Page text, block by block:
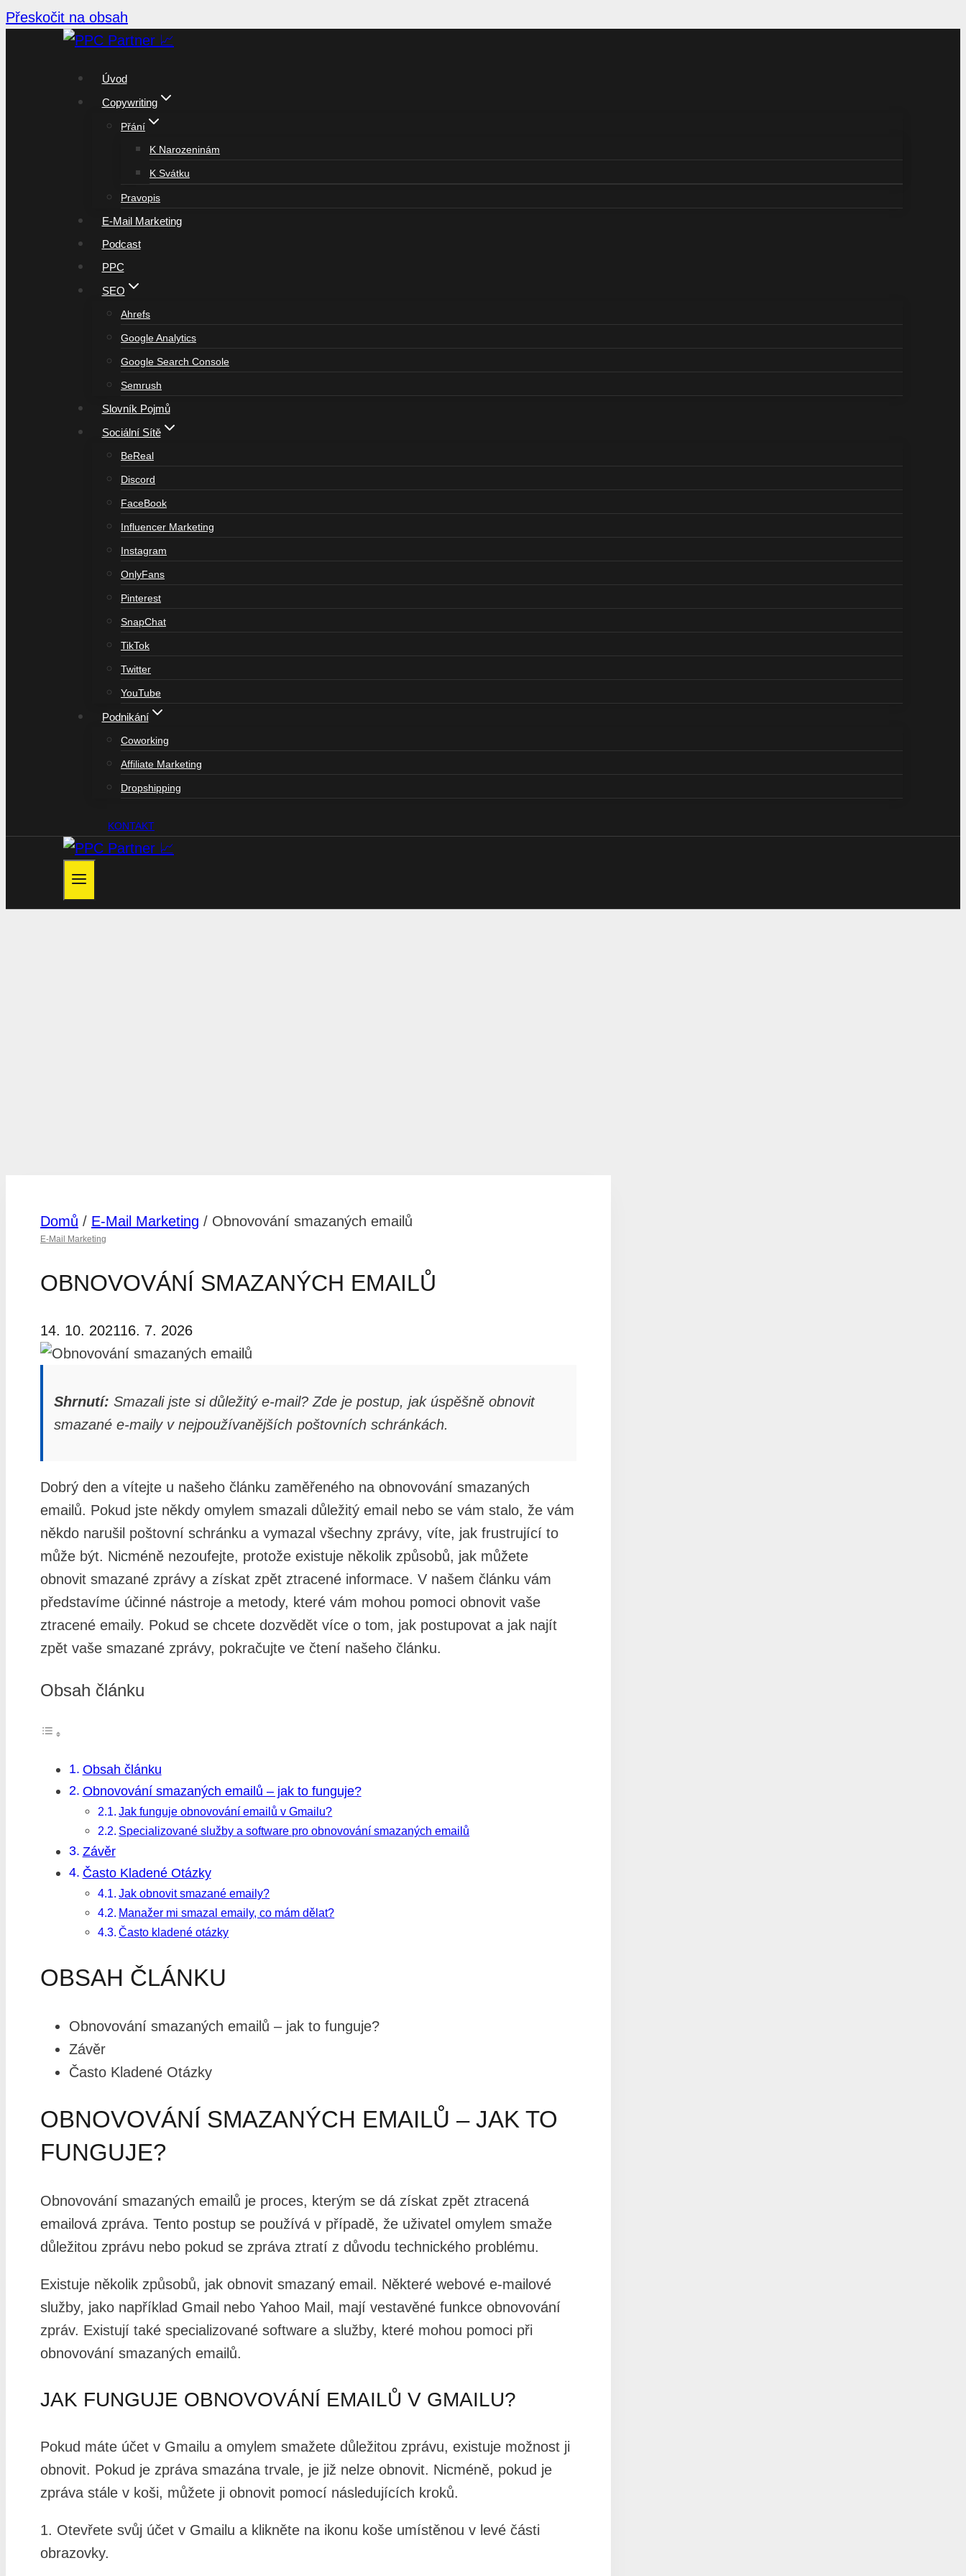
Přeskočit na obsah
Úvod
Copywriting
Přání
K Narozeninám
K Svátku
Pravopis
E-Mail Marketing
Podcast
PPC
SEO
Ahrefs
Google Analytics
Google Search Console
Semrush
Slovník Pojmů
Sociální Sítě
BeReal
Discord
FaceBook
Influencer Marketing
Instagram
OnlyFans
Pinterest
SnapChat
TikTok
Twitter
YouTube
Podnikání
Coworking
Affiliate Marketing
Dropshipping
KONTAKT
Domů / E-Mail Marketing / Obnovování smazaných emailů
E-Mail Marketing
OBNOVOVÁNÍ SMAZANÝCH EMAILŮ
14. 10. 202116. 7. 2026
Shrnutí: Smazali jste si důležitý e-mail? Zde je postup, jak úspěšně obnovit
smazané e-maily v nejpoužívanějších poštovních schránkách.
Dobrý den a vítejte u našeho článku zaměřeného na obnovování smazaných
emailů. Pokud jste někdy omylem smazali důležitý email nebo se vám stalo, že vám
někdo narušil poštovní schránku a vymazal všechny zprávy, víte, jak frustrující to
může být. Nicméně nezoufejte, protože existuje několik způsobů, jak můžete
obnovit smazané zprávy a získat zpět ztracené informace. V našem článku vám
představíme účinné nástroje a metody, které vám mohou pomoci obnovit vaše
ztracené emaily. Pokud se chcete dozvědět více o tom, jak postupovat a jak najít
zpět vaše smazané zprávy, pokračujte ve čtení našeho článku.
Obsah článku
Obsah článku
Obnovování smazaných emailů – jak to funguje?
Jak funguje obnovování emailů v Gmailu?
Specializované služby a software pro obnovování smazaných emailů
Závěr
Často Kladené Otázky
Jak obnovit smazané emaily?
Manažer mi smazal emaily, co mám dělat?
Často kladené otázky
OBSAH ČLÁNKU
Obnovování smazaných emailů – jak to funguje?
Závěr
Často Kladené Otázky
OBNOVOVÁNÍ SMAZANÝCH EMAILŮ – JAK TO
FUNGUJE?
Obnovování smazaných emailů je proces, kterým se dá získat zpět ztracená
emailová zpráva. Tento postup se používá v případě, že uživatel omylem smaže
důležitou zprávu nebo pokud se zpráva ztratí z důvodu technického problému.
Existuje několik způsobů, jak obnovit smazaný email. Některé webové e-mailové
služby, jako například Gmail nebo Yahoo Mail, mají vestavěné funkce obnovování
zpráv. Existují také specializované software a služby, které mohou pomoci při
obnovování smazaných emailů.
JAK FUNGUJE OBNOVOVÁNÍ EMAILŮ V GMAILU?
Pokud máte účet v Gmailu a omylem smažete důležitou zprávu, existuje možnost ji
obnovit. Pokud je zpráva smazána trvale, je již nelze obnovit. Nicméně, pokud je
zpráva stále v koši, můžete ji obnovit pomocí následujících kroků.
1. Otevřete svůj účet v Gmailu a klikněte na ikonu koše umístěnou v levé části
obrazovky.